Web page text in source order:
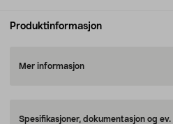
Produktinformasjon
Mer informasjon
Spesifikasjoner, dokumentasjon og